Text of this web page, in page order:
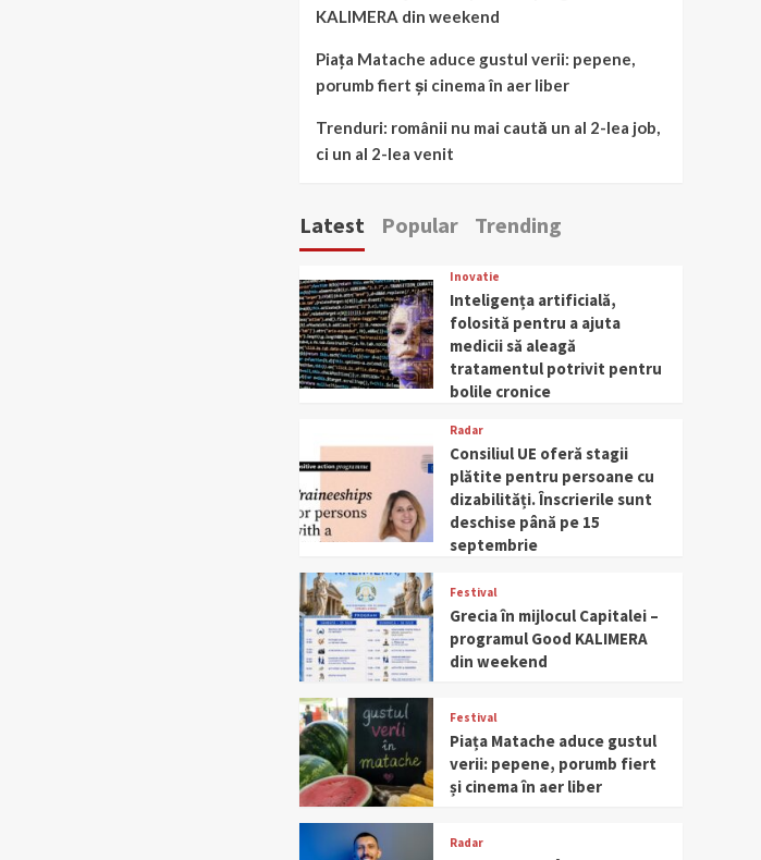
KALIMERA din weekend
Piața Matache aduce gustul verii: pepene,
porumb fiert și cinema în aer liber
Trenduri: românii nu mai caută un al 2-lea job,
ci un al 2-lea venit
Latest Popular Trending
Inovatie
Inteligența artificială,
folosită pentru a ajuta
medicii să aleagă
tratamentul potrivit pentru
bolile cronice
Radar
Consiliul UE oferă stagii
plătite pentru persoane cu
dizabilități. Înscrierile sunt
deschise până pe 15
septembrie
Festival
Grecia în mijlocul Capitalei –
programul Good KALIMERA
din weekend
Festival
Piața Matache aduce gustul
verii: pepene, porumb fiert
și cinema în aer liber
Radar